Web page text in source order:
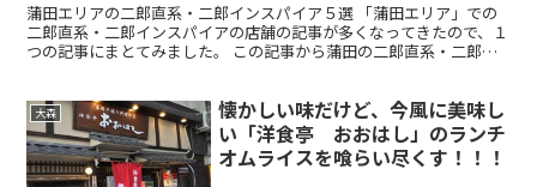
蒲田エリアの二郎直系・二郎インスパイア５選 「蒲田エリア」での
二郎直系・二郎インスパイアの店舗の記事が多くなってきたので、１
つの記事にまとてみました。 この記事から蒲田の二郎直系・二郎イ
大森
懐かしい味だけど、今風に美味し
い「洋食亭 おおはし」のランチ
オムライスを喰らい尽くす！！！